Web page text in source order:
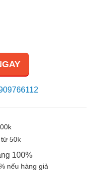
50k
100%
nếu hàng giả